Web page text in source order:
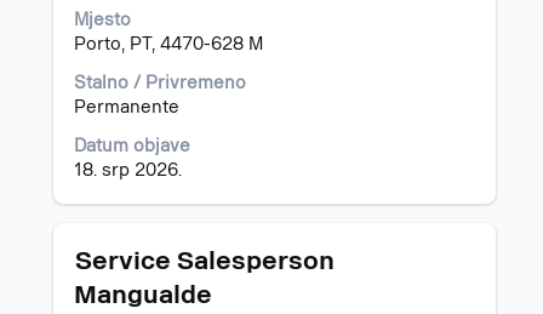
Mjesto
Porto, PT, 4470-628 M
Stalno / Privremeno
Permanente
Datum objave
18. srp 2026.
kako
biste
prikazali
čitav
sadržaj
o
poslu.
Naziv
Service Salesperson
Mangualde
Odaberite
kako